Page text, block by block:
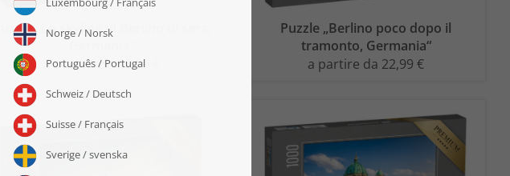
Puzzle „Lo skyline di Berlino di sera,
a partire da 22,99 €
Puzzle „Berlino poco dopo il
tramonto, Germania“
a partire da 22,99 €